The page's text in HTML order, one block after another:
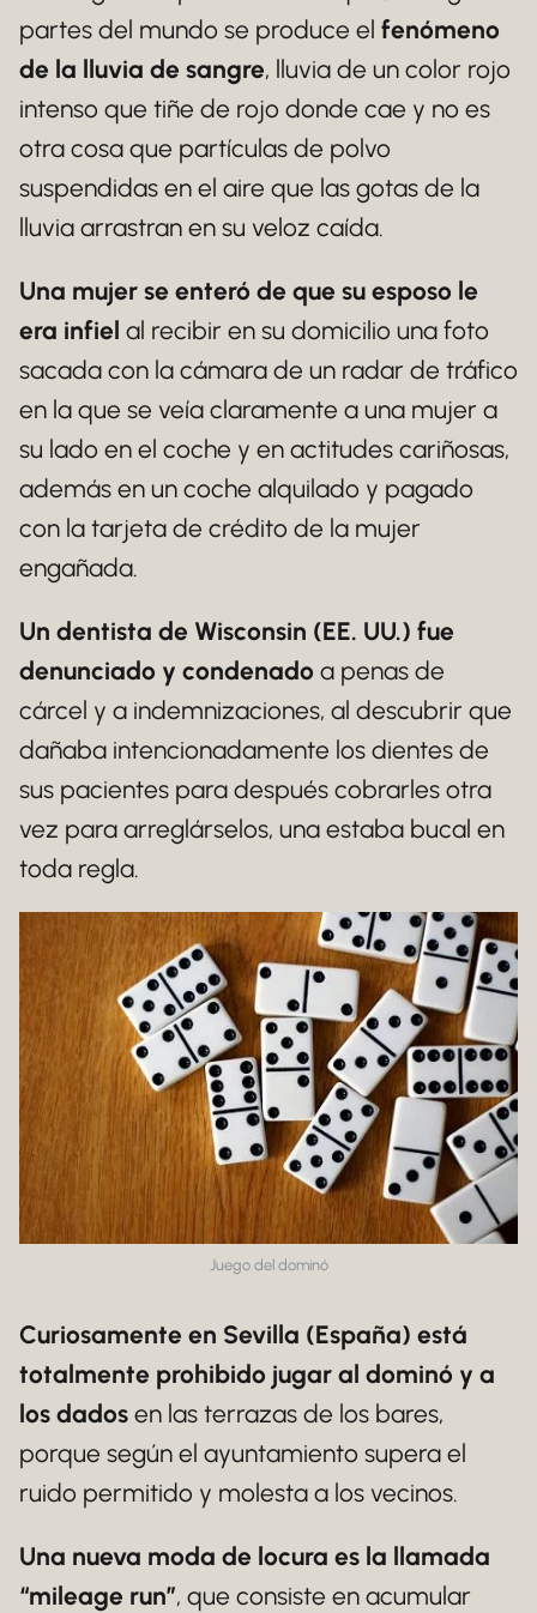
partes del mundo se produce el fenómeno
de la lluvia de sangre, lluvia de un color rojo
intenso que tiñe de rojo donde cae y no es
otra cosa que partículas de polvo
suspendidas en el aire que las gotas de la
lluvia arrastran en su veloz caída.
Una mujer se enteró de que su esposo le
era infiel al recibir en su domicilio una foto
sacada con la cámara de un radar de tráfico
en la que se veía claramente a una mujer a
su lado en el coche y en actitudes cariñosas,
además en un coche alquilado y pagado
con la tarjeta de crédito de la mujer
engañada.
Un dentista de Wisconsin (EE. UU.) fue
denunciado y condenado a penas de
cárcel y a indemnizaciones, al descubrir que
dañaba intencionadamente los dientes de
sus pacientes para después cobrarles otra
vez para arreglárselos, una estaba bucal en
toda regla.
Juego del dominó
Curiosamente en Sevilla (España) está
totalmente prohibido jugar al dominó y a
los dados en las terrazas de los bares,
porque según el ayuntamiento supera el
ruido permitido y molesta a los vecinos.
Una nueva moda de locura es la llamada
“mileage run”, que consiste en acumular